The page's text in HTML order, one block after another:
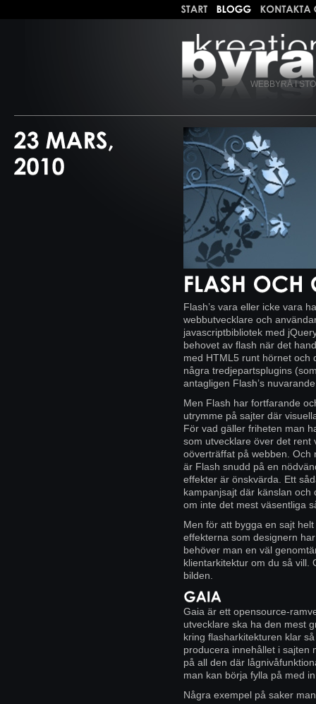
WEBBYRÅ I
Flash’s vara eller icke vara
webbutvecklare och
javascriptbibliotek med
behovet av flash när det
med HTML5 runt hörnet och
några tredjepartsplugins
antagligen Flash’s
Men Flash har fortfarande
utrymme på sajter där
För vad gäller friheten man
som utvecklare över det rent
oöverträffat på webben. Och
är Flash snudd på en
effekter är önskvärda. Ett
kampanjsajt där känslan
om inte det mest väsentliga
Men för att bygga en sajt
effekterna som designern
behöver man en väl
klientarkitektur om du så vill.
bilden.
Gaia är ett opensource-
utvecklare ska ha den mest
kring flasharkitekturen klar
producera innehållet i sajten
på all den där
man kan börja fylla på med
Några exempel på saker